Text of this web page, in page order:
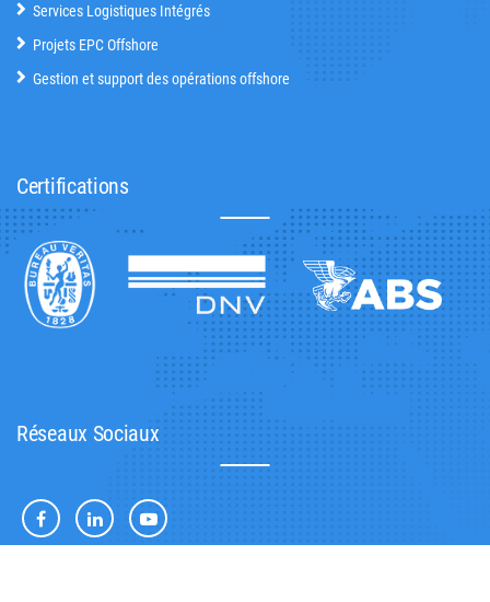
Services Logistiques Intégrés
Projets EPC Offshore
Gestion et support des opérations offshore
Certifications
Réseaux Sociaux